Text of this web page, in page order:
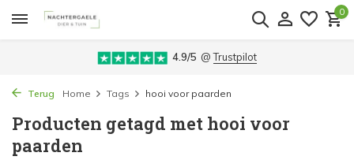
0
4.9/5 @Trustpilot
Terug Home Tags hooi voor paarden
Producten getagd met hooi voor
paarden